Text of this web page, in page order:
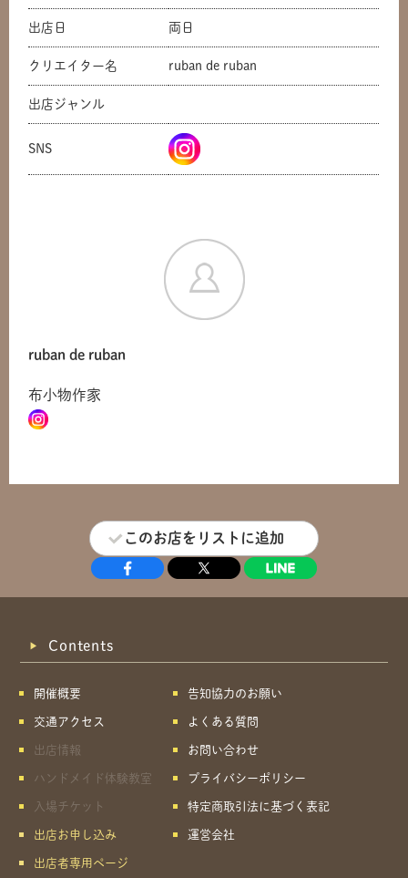
出店日 両日
クリエイター名 ruban de ruban
出店ジャンル
SNS
ruban de ruban
布小物作家
このお店をリストに追加
共有方法を選択
Contents
開催概要
交通アクセス
出店情報
ハンドメイド体験教室
入場チケット
出店お申し込み
出店者専用ページ
告知協力のお願い
よくある質問
お問い合わせ
プライバシーポリシー
特定商取引法に基づく表記
運営会社